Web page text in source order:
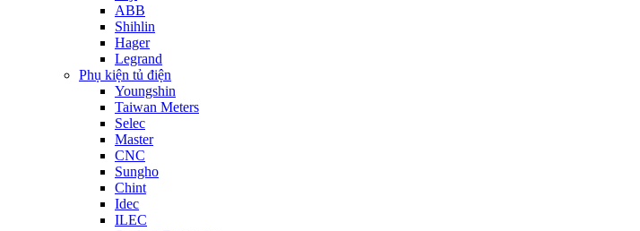
ABB
Shihlin
Hager
Legrand
Phụ kiện tủ điện
Youngshin
Taiwan Meters
Selec
Master
CNC
Sungho
Chint
Idec
ILEC